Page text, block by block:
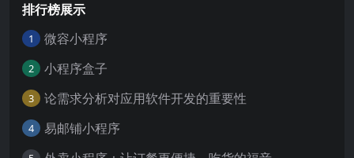
排行榜展示
1 微容小程序
2 小程序盒子
3 论需求分析对应用软件开发的重要性
4 易邮铺小程序